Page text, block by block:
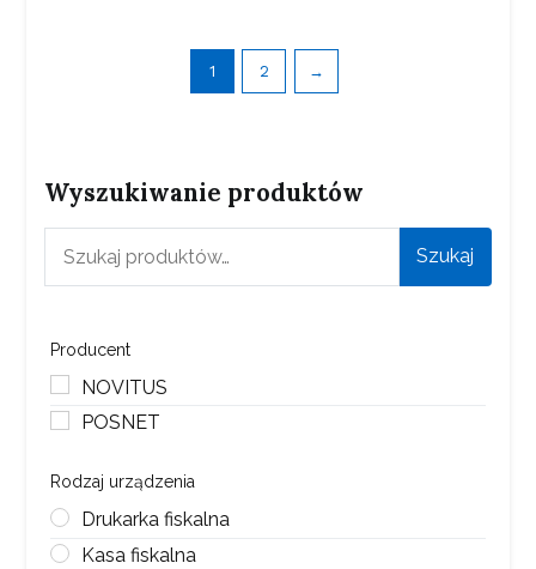
1 2 →
Wyszukiwanie produktów
Szukaj
Producent
NOVITUS
POSNET
Rodzaj urządzenia
Drukarka fiskalna
Kasa fiskalna